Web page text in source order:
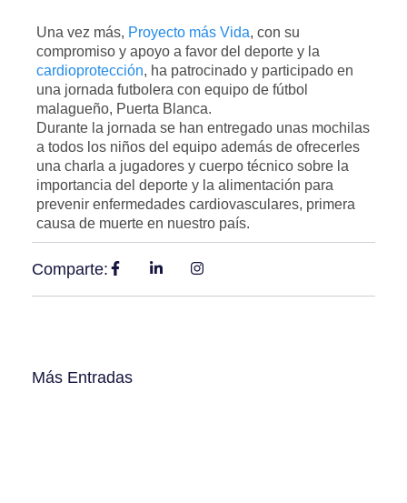
Una vez más, Proyecto más Vida, con su
compromiso y apoyo a favor del deporte y la
cardioprotección, ha patrocinado y participado en
una jornada futbolera con equipo de fútbol
malagueño, Puerta Blanca.
Durante la jornada se han entregado unas mochilas
a todos los niños del equipo además de ofrecerles
una charla a jugadores y cuerpo técnico sobre la
importancia del deporte y la alimentación para
prevenir enfermedades cardiovasculares, primera
causa de muerte en nuestro país.
Comparte:
Más Entradas